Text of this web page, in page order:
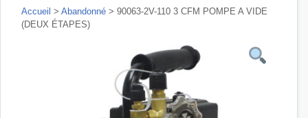
Accueil > Abandonné > 90063-2V-110 3 CFM POMPE A VIDE
(DEUX ÉTAPES)